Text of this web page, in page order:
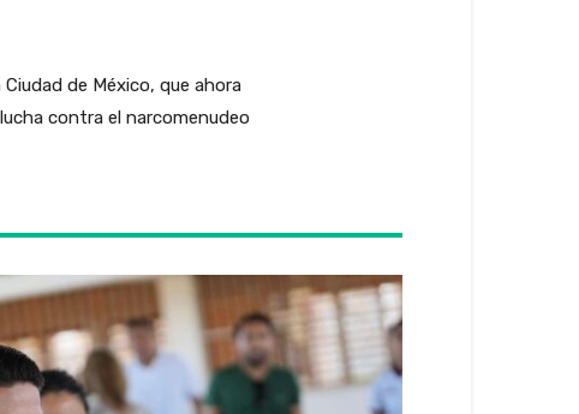
de México, que ahora
contra el narcomenudeo